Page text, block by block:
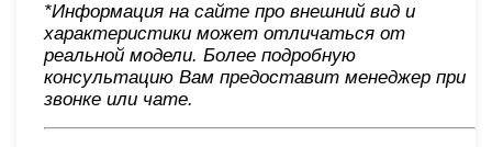
*Информация на сайте про внешний вид и
характеристики может отличаться от
реальной модели. Более подробную
консультацию Вам предоставит менеджер при
звонке или чате.